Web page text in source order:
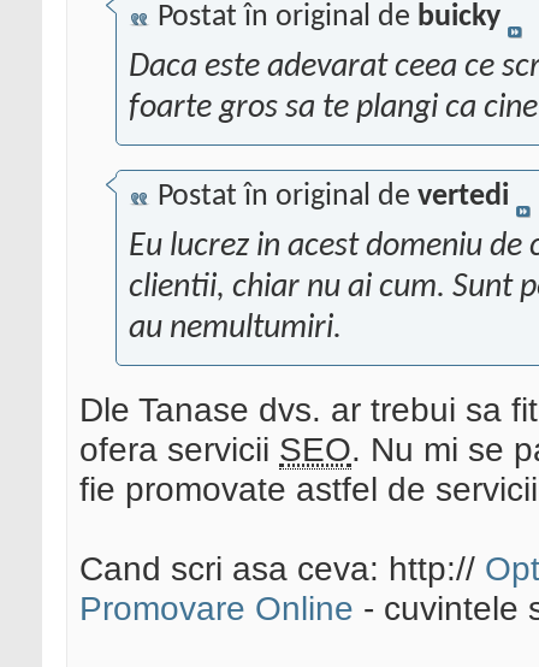
Postat în original de buicky
Daca este adevarat ceea ce
foarte gros sa te plangi ca
Postat în original de vertedi
Eu lucrez in acest domeniu
clientii, chiar nu ai cum. Sunt
au nemultumiri.
Dle Tanase dvs. ar trebui sa
ofera servicii SEO. Nu mi se
fie promovate astfel de
Cand scri asa ceva: http://
Promovare Online - cuvintele